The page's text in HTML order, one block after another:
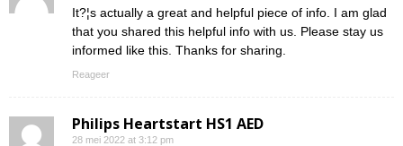
It?¦s actually a great and helpful piece of info. I am glad
that you shared this helpful info with us. Please stay us
informed like this. Thanks for sharing.
Reageer
Philips Heartstart HS1 AED
28 mei 2022 at 3:12 pm